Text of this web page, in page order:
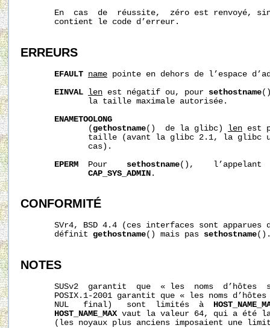
En  cas  de  réussite,  zéro est renvoyé,
       contient le code d’erreur.
ERREURS
EFAULT name pointe en dehors de l’espace
EINVAL len est négatif ou, pour sethostname
              la taille maximale autorisée.
ENAMETOOLONG
              (
gethostname()  de la glibc) len est
taille (avant la glibc 2.1, la
              cas).
EPERM
  Pour
sethostname(),    l’appelant
CAP_SYS_ADMIN .
CONFORMITÉ
SVr4, BSD 4.4 (ces interfaces sont apparues
       définit
gethostname() mais pas sethostname
NOTES
SUSv2  garantit  que  « les  noms  d’hôtes
POSIX.1-2001 garantit que « les noms
       NUL   final)   sont  limités  à
HOST_NAME_MAX vaut la valeur 64, qui a été
(les noyaux plus anciens imposaient une